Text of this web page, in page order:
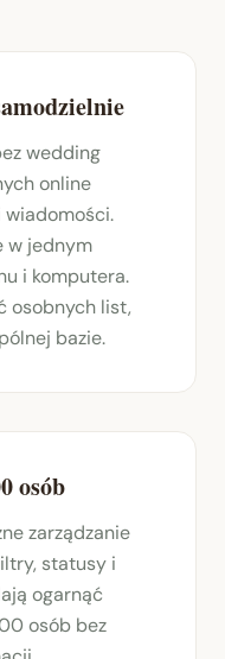
wedding
online
w jednym
i komputera.
osobnych list,
bazie.
osób
zarządzanie
statusy i
ogarnąć
osób bez